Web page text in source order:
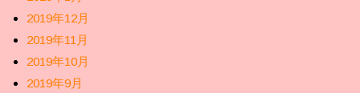
2019年12月
2019年11月
2019年10月
2019年9月